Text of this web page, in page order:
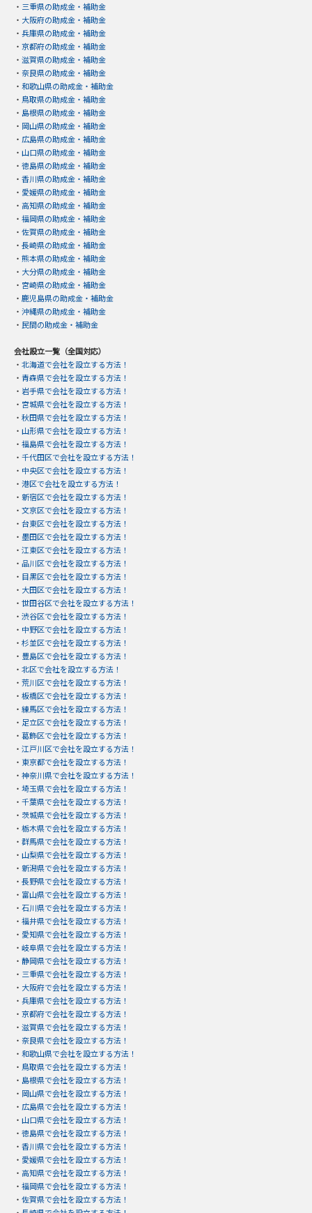
・ 三重県の助成金・補助金
・ 大阪府の助成金・補助金
・ 兵庫県の助成金・補助金
・ 京都府の助成金・補助金
・ 滋賀県の助成金・補助金
・ 奈良県の助成金・補助金
・ 和歌山県の助成金・補助金
・ 鳥取県の助成金・補助金
・ 島根県の助成金・補助金
・ 岡山県の助成金・補助金
・ 広島県の助成金・補助金
・ 山口県の助成金・補助金
・ 徳島県の助成金・補助金
・ 香川県の助成金・補助金
・ 愛媛県の助成金・補助金
・ 高知県の助成金・補助金
・ 福岡県の助成金・補助金
・ 佐賀県の助成金・補助金
・ 長崎県の助成金・補助金
・ 熊本県の助成金・補助金
・ 大分県の助成金・補助金
・ 宮崎県の助成金・補助金
・ 鹿児島県の助成金・補助金
・ 沖縄県の助成金・補助金
・ 民間の助成金・補助金
会社設立一覧（全国対応）
・ 北海道で会社を設立する方法！
・ 青森県で会社を設立する方法！
・ 岩手県で会社を設立する方法！
・ 宮城県で会社を設立する方法！
・ 秋田県で会社を設立する方法！
・ 山形県で会社を設立する方法！
・ 福島県で会社を設立する方法！
・ 千代田区で会社を設立する方法！
・ 中央区で会社を設立する方法！
・ 港区で会社を設立する方法！
・ 新宿区で会社を設立する方法！
・ 文京区で会社を設立する方法！
・ 台東区で会社を設立する方法！
・ 墨田区で会社を設立する方法！
・ 江東区で会社を設立する方法！
・ 品川区で会社を設立する方法！
・ 目黒区で会社を設立する方法！
・ 大田区で会社を設立する方法！
・ 世田谷区で会社を設立する方法！
・ 渋谷区で会社を設立する方法！
・ 中野区で会社を設立する方法！
・ 杉並区で会社を設立する方法！
・ 豊島区で会社を設立する方法！
・ 北区で会社を設立する方法！
・ 荒川区で会社を設立する方法！
・ 板橋区で会社を設立する方法！
・ 練馬区で会社を設立する方法！
・ 足立区で会社を設立する方法！
・ 葛飾区で会社を設立する方法！
・ 江戸川区で会社を設立する方法！
・ 東京都で会社を設立する方法！
・ 神奈川県で会社を設立する方法！
・ 埼玉県で会社を設立する方法！
・ 千葉県で会社を設立する方法！
・ 茨城県で会社を設立する方法！
・ 栃木県で会社を設立する方法！
・ 群馬県で会社を設立する方法！
・ 山梨県で会社を設立する方法！
・ 新潟県で会社を設立する方法！
・ 長野県で会社を設立する方法！
・ 富山県で会社を設立する方法！
・ 石川県で会社を設立する方法！
・ 福井県で会社を設立する方法！
・ 愛知県で会社を設立する方法！
・ 岐阜県で会社を設立する方法！
・ 静岡県で会社を設立する方法！
・ 三重県で会社を設立する方法！
・ 大阪府で会社を設立する方法！
・ 兵庫県で会社を設立する方法！
・ 京都府で会社を設立する方法！
・ 滋賀県で会社を設立する方法！
・ 奈良県で会社を設立する方法！
・ 和歌山県で会社を設立する方法！
・ 鳥取県で会社を設立する方法！
・ 島根県で会社を設立する方法！
・ 岡山県で会社を設立する方法！
・ 広島県で会社を設立する方法！
・ 山口県で会社を設立する方法！
・ 徳島県で会社を設立する方法！
・ 香川県で会社を設立する方法！
・ 愛媛県で会社を設立する方法！
・ 高知県で会社を設立する方法！
・ 福岡県で会社を設立する方法！
・ 佐賀県で会社を設立する方法！